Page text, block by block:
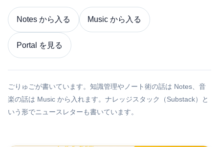
Notes から入る Music から入る
Portal を見る
ごりゅごが書いています。知識管理やノート術の話は Notes、音
楽の話は Music から入れます。ナレッジスタック（Substack）と
いう形でニュースレターも書いています。